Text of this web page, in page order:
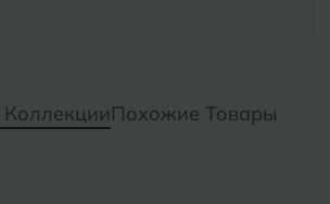
Похожие Товары